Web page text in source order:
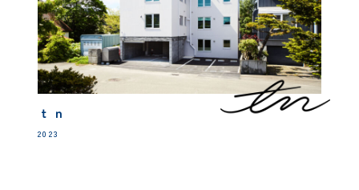
ｔｎ
2023